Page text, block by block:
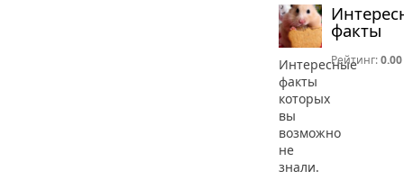
факты
Интересные
факты
которых
вы
возможно
не
знали.
Рейтинг:0.00